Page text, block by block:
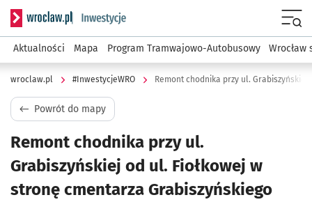
Serwis informacyjny wroclaw.pl podserwis:
Aktualności Mapa Program Tramwajowo-Autobusowy Wrocław
wroclaw.pl #InwestycjeWRO
Powrót do mapy
Remont chodnika przy ul.
Grabiszyńskiej od ul. Fiołkowej w
stronę cmentarza Grabiszyńskiego